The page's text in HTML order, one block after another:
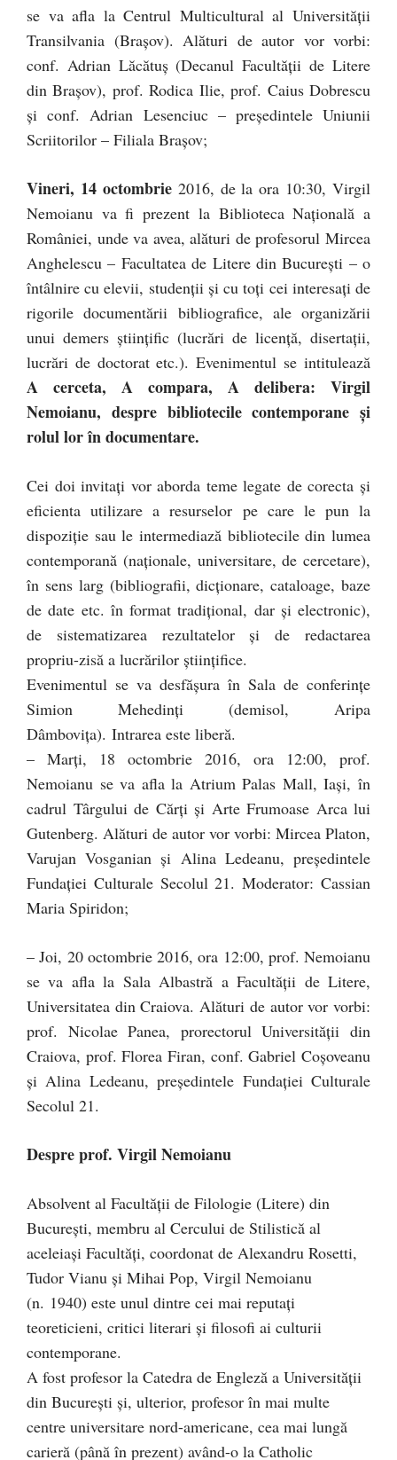
se va afla la Centrul Multicultural al Universității
Transilvania (Brașov). Alături de autor vor vorbi:
conf. Adrian Lăcătuş (Decanul Facultăţii de Litere
din Brașov), prof. Rodica Ilie, prof. Caius Dobrescu
și conf. Adrian Lesenciuc – preşedintele Uniunii
Scriitorilor – Filiala Braşov;
Vineri, 14 octombrie2016, de la ora 10:30, Virgil
Nemoianu va fi prezent la Biblioteca Națională a
României, unde va avea, alături de profesorul Mircea
Anghelescu – Facultatea de Litere din București – o
întâlnire cu elevii, studenții și cu toți cei interesați de
rigorile documentării bibliografice, ale organizării
unui demers științific (lucrări de licență, disertații,
lucrări de doctorat etc.). Evenimentul se intitulează
A cerceta, A compara, A delibera: Virgil
Nemoianu, despre bibliotecile contemporane și
rolul lor în documentare.
Cei doi invitați vor aborda teme legate de corecta și
eficienta utilizare a resurselor pe care le pun la
dispoziție sau le intermediază bibliotecile din lumea
contemporană (naționale, universitare, de cercetare),
în sens larg (bibliografii, dicţionare, cataloage, baze
de date etc. în format tradițional, dar și electronic),
de sistematizarea rezultatelor şi de redactarea
propriu-zisă a lucrărilor științifice.
Evenimentul se va desfășura în Sala de conferințe
Simion Mehedinți (demisol, Aripa
Dâmbovița). Intrarea este liberă.
– Marţi, 18 octombrie 2016, ora 12:00, prof.
Nemoianu se va afla la Atrium Palas Mall, Iași, în
cadrul Târgului de Cărți și Arte Frumoase Arca lui
Gutenberg. Alături de autor vor vorbi: Mircea Platon,
Varujan Vosganian şi Alina Ledeanu, preşedintele
Fundaţiei Culturale Secolul 21. Moderator: Cassian
Maria Spiridon;
– Joi, 20 octombrie 2016, ora 12:00, prof. Nemoianu
se va afla la Sala Albastră a Facultății de Litere,
Universitatea din Craiova. Alături de autor vor vorbi:
prof. Nicolae Panea, prorectorul Universității din
Craiova, prof. Florea Firan, conf. Gabriel Coșoveanu
şi Alina Ledeanu, preşedintele Fundaţiei Culturale
Secolul 21.
Despre prof. Virgil Nemoianu
Absolvent al Facultății de Filologie (Litere) din
București, membru al Cercului de Stilistică al
aceleiași Facultăţi, coordonat de Alexandru Rosetti,
Tudor Vianu şi Mihai Pop, Virgil Nemoianu
(n. 1940) este unul dintre cei mai reputaţi
teoreticieni, critici literari şi filosofi ai culturii
contemporane.
A fost profesor la Catedra de Engleză a Universităţii
din București și, ulterior, profesor în mai multe
centre universitare nord-americane, cea mai lungă
carieră (până în prezent) având-o la Catholic